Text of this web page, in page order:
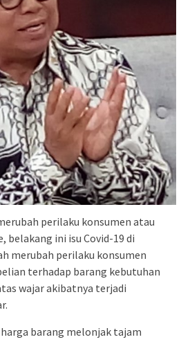
perilaku konsumen atau
belakang ini isu Covid-19 di
merubah perilaku konsumen
terhadap barang kebutuhan
wajar akibatnya terjadi
barang melonjak tajam